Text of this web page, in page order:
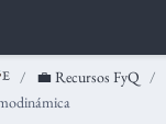
💼 Recursos FyQ